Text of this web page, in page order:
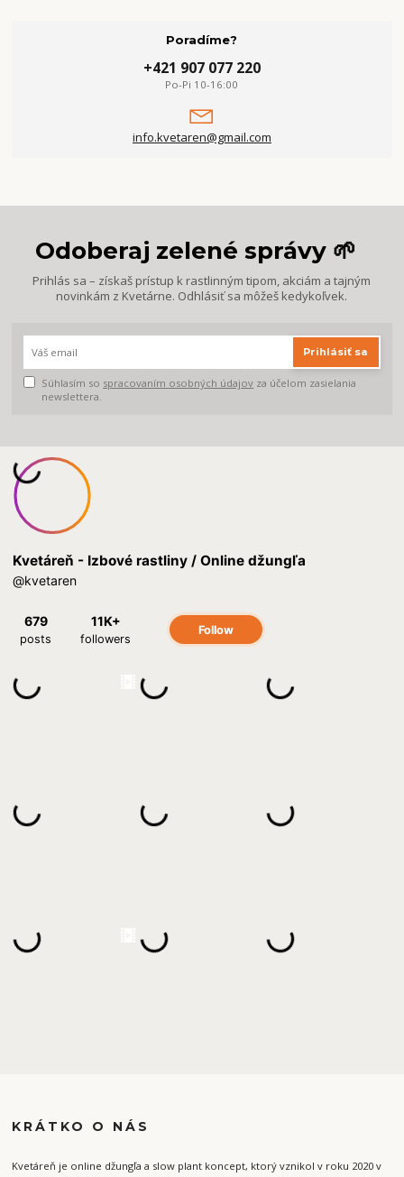
Poradíme?
+421 907 077 220
Po-Pi 10-16:00
info.kvetaren@gmail.com
Odoberaj zelené správy 🌱
Prihlás sa – získaš prístup k rastlinným tipom, akciám a tajným
novinkám z Kvetárne. Odhlásiť sa môžeš kedykoľvek.
Prihlásiť sa
Súhlasím so spracovaním osobných údajov za účelom zasielania
newslettera.
KRÁTKO O NÁS
Kvetáreň je online džungľa a slow plant koncept, ktorý vznikol v roku 2020 v